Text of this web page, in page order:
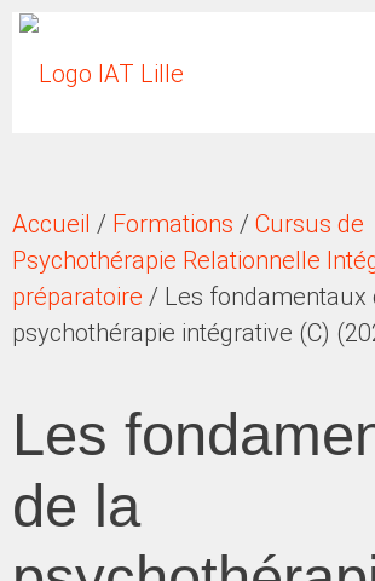
Accueil / Formations / Cursus de
Psychothérapie Relationnelle
préparatoire / Les fondamentaux
psychothérapie intégrative (C)
Les
de la